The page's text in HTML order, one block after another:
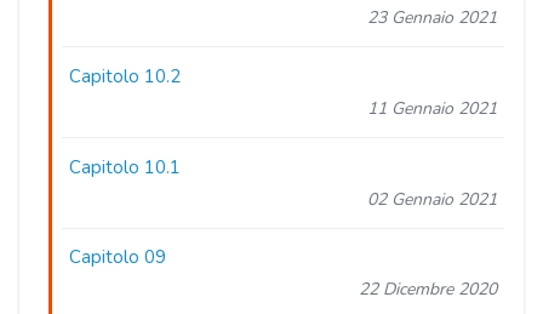
23 Gennaio 2021
Capitolo 10.2
11 Gennaio 2021
Capitolo 10.1
02 Gennaio 2021
Capitolo 09
22 Dicembre 2020